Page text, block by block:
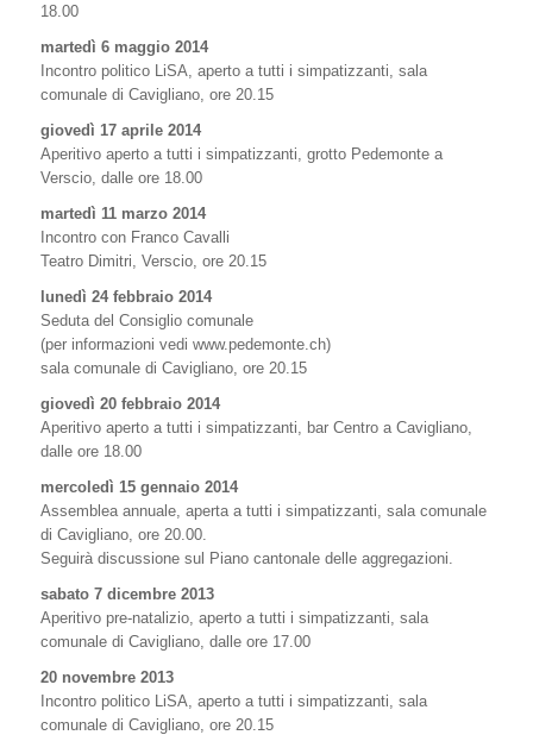
18.00
martedì 6 maggio 2014
Incontro politico LiSA, aperto a tutti i simpatizzanti, sala
comunale di Cavigliano, ore 20.15
giovedì 17 aprile 2014
Aperitivo aperto a tutti i simpatizzanti, grotto Pedemonte a
Verscio, dalle ore 18.00
martedì 11 marzo 2014
Incontro con Franco Cavalli
Teatro Dimitri, Verscio, ore 20.15
lunedì 24 febbraio 2014
Seduta del Consiglio comunale
(per informazioni vedi www.pedemonte.ch)
sala comunale di Cavigliano, ore 20.15
giovedì 20 febbraio 2014
Aperitivo aperto a tutti i simpatizzanti, bar Centro a Cavigliano,
dalle ore 18.00
mercoledì 15 gennaio 2014
Assemblea annuale, aperta a tutti i simpatizzanti, sala comunale
di Cavigliano, ore 20.00.
Seguirà discussione sul Piano cantonale delle aggregazioni.
sabato 7 dicembre 2013
Aperitivo pre-natalizio, aperto a tutti i simpatizzanti, sala
comunale di Cavigliano, dalle ore 17.00
20 novembre 2013
Incontro politico LiSA, aperto a tutti i simpatizzanti, sala
comunale di Cavigliano, ore 20.15